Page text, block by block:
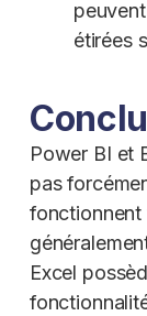
étirées
Power BI et
pas
fonctionnent
Excel